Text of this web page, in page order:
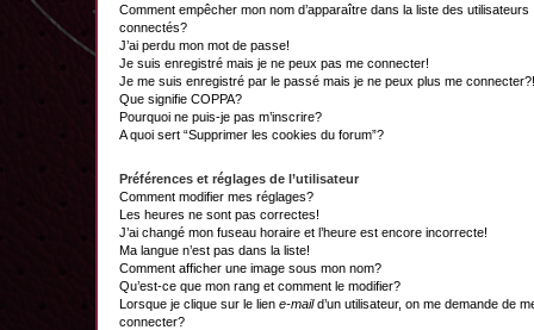
Comment empêcher mon nom d’apparaître dans la liste des utilisateurs
connectés?
J’ai perdu mon mot de passe!
Je suis enregistré mais je ne peux pas me connecter!
Je me suis enregistré par le passé mais je ne peux plus me connecter?!
Que signifie COPPA?
Pourquoi ne puis-je pas m’inscrire?
A quoi sert “Supprimer les cookies du forum”?
Préférences et réglages de l’utilisateur
Comment modifier mes réglages?
Les heures ne sont pas correctes!
J’ai changé mon fuseau horaire et l’heure est encore incorrecte!
Ma langue n’est pas dans la liste!
Comment afficher une image sous mon nom?
Qu’est-ce que mon rang et comment le modifier?
Lorsque je clique sur le lien e-maild’un utilisateur, on me demande de
connecter?